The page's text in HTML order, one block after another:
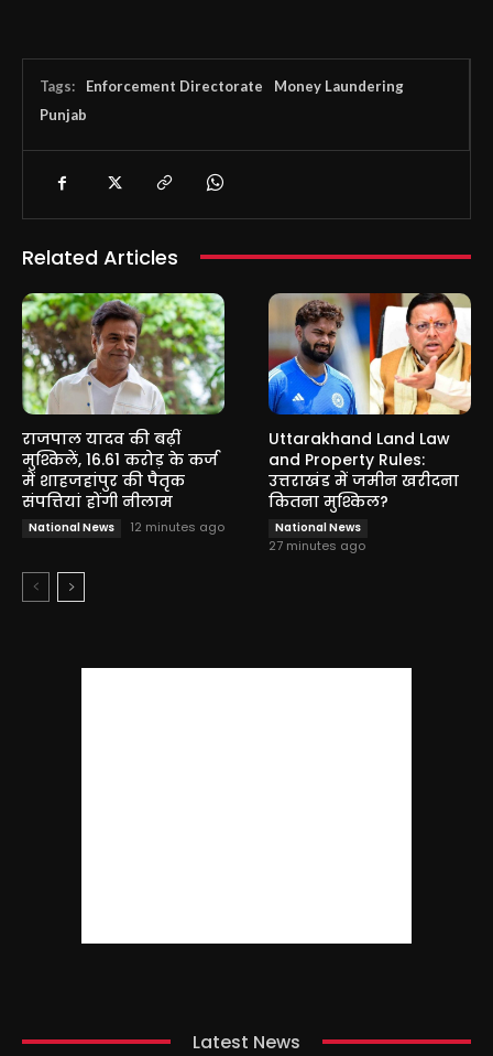
Tags: Enforcement Directorate
Money Laundering
Punjab
Related Articles
राजपाल यादव की बढ़ीं
मुश्किलें, 16.61 करोड़ के कर्ज
में शाहजहांपुर की पैतृक
संपत्तियां होंगी नीलाम
National News 12 minutes ago
Uttarakhand Land Law
and Property Rules:
उत्तराखंड में जमीन खरीदना
कितना मुश्किल?
National News
27 minutes ago
Latest News